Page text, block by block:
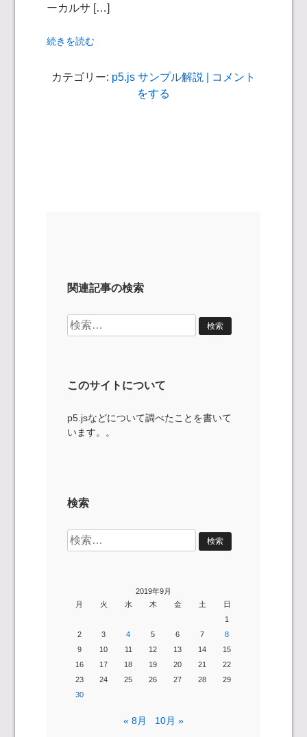
ーカルサ […]
続きを読む
カテゴリー: p5.js サンプル解説
| コメント
をする
関連記事の検索
検
索:
このサイトについて
p5.jsなどについて調べたことを書いて
います。。
検索
検
索:
2019年9月
月
火 水 木 金 土
日
1
2
3 4 5 6 7
8
9
10 11 12 13 14
15
16
17 18 19 20 21
22
23
24 25 26 27 28
29
30
« 8月 10月 »